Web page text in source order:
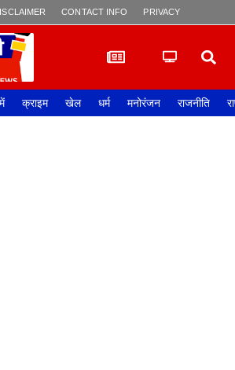
CONTACT INFO PRIVACY POLICY
क्राइम खेल धर्म मनोरंजन राजनीति